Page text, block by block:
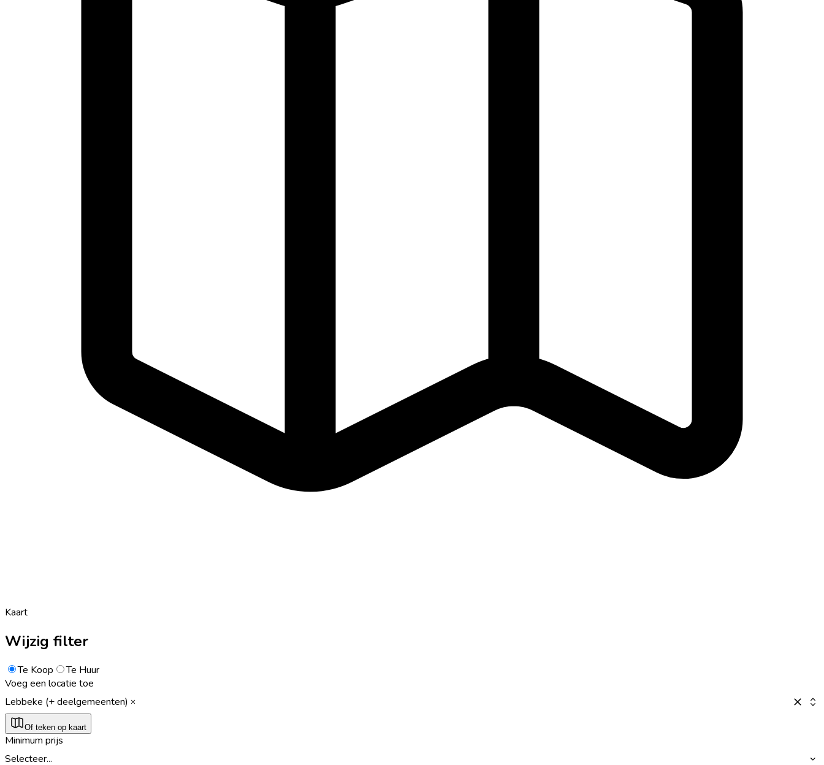
Kaart
Wijzig filter
Te Koop
Te Huur
Voeg een locatie toe
Lebbeke (+ deelgemeenten)
Of teken op kaart
Minimum prijs
Selecteer...